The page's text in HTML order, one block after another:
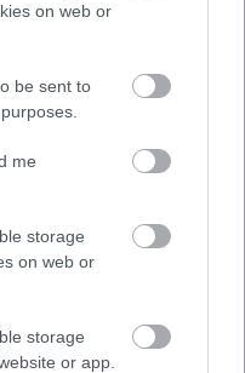
on web or
be sent to
me
storage
on web or
storage
or app.
egy német nyelvű
köszönnek
a Die
ezt dolgozta fel a
videót.